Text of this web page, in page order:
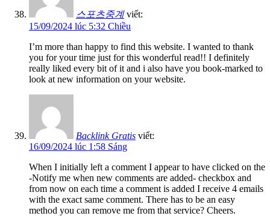
스포츠중계 viết:
15/09/2024 lúc 5:32 Chiều
I’m more than happy to find this website. I wanted to thank
you for your time just for this wonderful read!! I definitely
really liked every bit of it and i also have you book-marked to
look at new information on your website.
Backlink Gratis viết:
16/09/2024 lúc 1:58 Sáng
When I initially left a comment I appear to have clicked on the
-Notify me when new comments are added- checkbox and
from now on each time a comment is added I receive 4 emails
with the exact same comment. There has to be an easy
method you can remove me from that service? Cheers.